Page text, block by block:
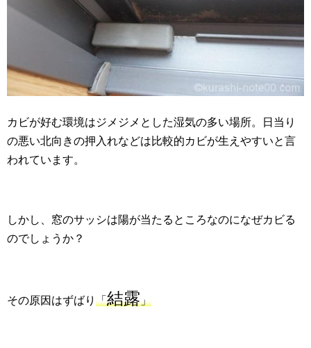
カビが好む環境はジメジメとした湿気の多い場所。日当り
の悪い北向きの押入れなどは比較的カビが生えやすいと言
われています。
しかし、窓のサッシは陽が当たるところなのになぜカビる
のでしょうか？
その原因はずばり 「結露」